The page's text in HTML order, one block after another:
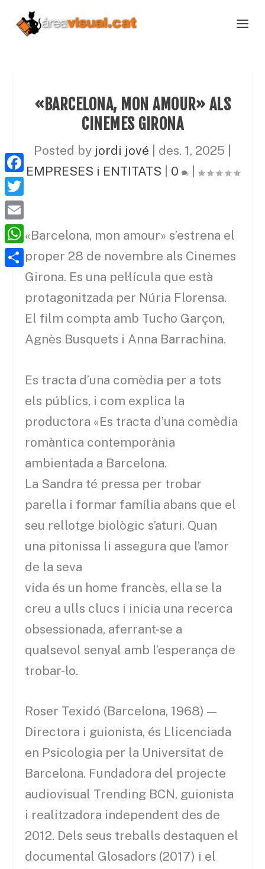
«BARCELONA, MON AMOUR» ALS
CINEMES GIRONA
Posted by jordi jové des. 1, 2025
EMPRESES i ENTITATS
0 |
«Barcelona, mon amour» s’estrena el
proper 28 de novembre als Cinemes
Girona. Es una pel·lícula que està
protagonitzada per Núria Florensa.
El film compta amb Tucho Garçon,
Agnès Busquets i Anna Barrachina.
Es tracta d’una comèdia per a tots
els públics, i com explica la
productora «Es tracta d’una comèdia
romàntica contemporània
ambientada a Barcelona.
La Sandra té pressa per trobar
parella i formar família abans que el
seu rellotge biològic s’aturi. Quan
una pitonissa li assegura que l’amor
de la seva
vida és un home francès, ella se la
creu a ulls clucs i inicia una recerca
obsessionada, aferrant-se a
qualsevol senyal amb l’esperança de
trobar-lo.
Roser Texidó (Barcelona, 1968) —
Directora i guionista, és Llicenciada
en Psicologia per la Universitat de
Barcelona. Fundadora del projecte
audiovisual Trending BCN, guionista
i realitzadora independent des de
2012. Dels seus treballs destaquen el
documental Glosadors (2017) i el
F
a
c
e
b
T
w
i
t
E
m
a
W
h